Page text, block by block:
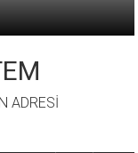
ADRESİ